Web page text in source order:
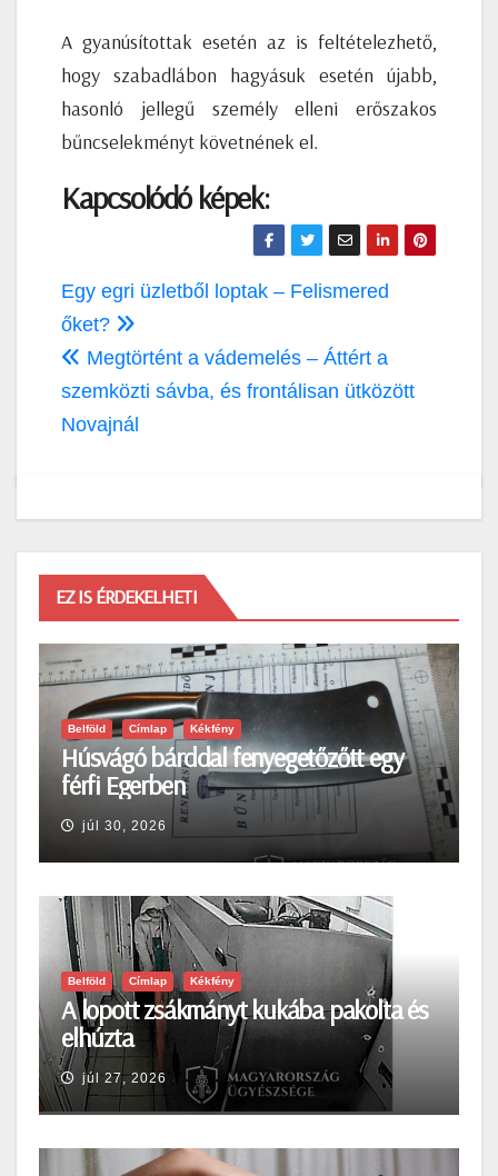
A gyanúsítottak esetén az is feltételezhető,
hogy szabadlábon hagyásuk esetén újabb,
hasonló jellegű személy elleni erőszakos
bűncselekményt követnének el.
Kapcsolódó képek:
Bejegyzés
navigáció
Egy egri üzletből loptak – Felismered
őket?
Megtörtént a vádemelés – Áttért a
szemközti sávba, és frontálisan ütközött
Novajnál
EZ IS ÉRDEKELHETI
Belföld Címlap Kékfény
Húsvágó bárddal fenyegetőzőtt egy
férfi Egerben
júl 30, 2026
Belföld Címlap Kékfény
A lopott zsákmányt kukába pakolta és
elhúzta
júl 27, 2026